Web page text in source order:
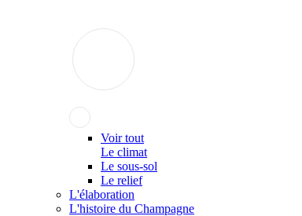
Voir tout
Le climat
Le sous-sol
Le relief
L'élaboration
L'histoire du Champagne